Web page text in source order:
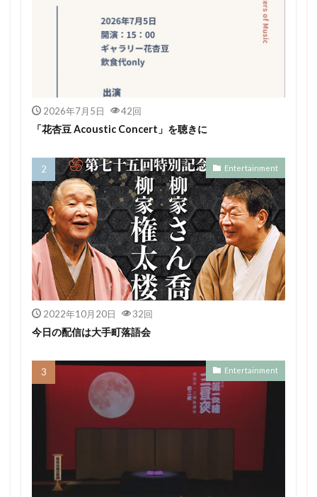
2026年7月5日 42回
「花杏豆 Acoustic Concert」を聴きに
Entertainment
2022年10月20日 32回
今日の配信は大手町落語会
Entertainment